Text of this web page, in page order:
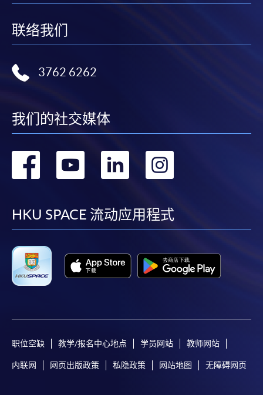
联络我们
3762 6262
我们的社交媒体
转
facebook
转
youtube
转
linkedin
HKU SPACE 流动应用程式
职位空缺 教学/报名中心地点 学员网站 教师网站
内联网 网页出版政策 私隐政策 网站地图 无障碍网页